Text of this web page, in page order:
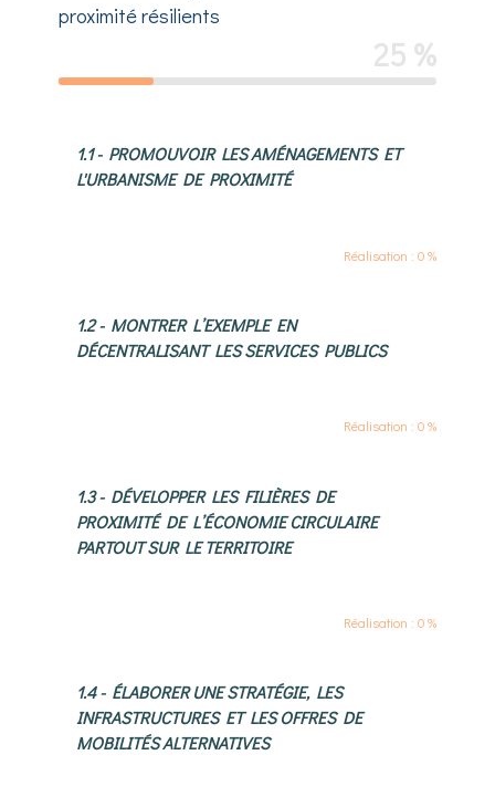
proximité résilients
25 %
1.1 - PROMOUVOIR LES AMÉNAGEMENTS ET
L'URBANISME DE PROXIMITÉ
Réalisation : 0 %
1.2 - MONTRER L’EXEMPLE EN
DÉCENTRALISANT LES SERVICES PUBLICS
Réalisation : 0 %
1.3 - DÉVELOPPER LES FILIÈRES DE
PROXIMITÉ DE L’ÉCONOMIE CIRCULAIRE
PARTOUT SUR LE TERRITOIRE
Réalisation : 0 %
1.4 - ÉLABORER UNE STRATÉGIE, LES
INFRASTRUCTURES ET LES OFFRES DE
MOBILITÉS ALTERNATIVES